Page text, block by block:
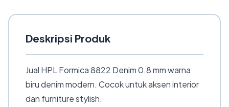
Deskripsi Produk
Jual HPL Formica 8822 Denim 0.8 mm warna
biru denim modern. Cocok untuk aksen interior
dan furniture stylish.